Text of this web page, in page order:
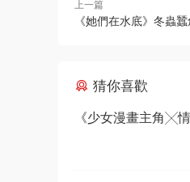
上一篇
《她們在水底》冬蟲
猜你喜歡
《少女漫畫主角╳